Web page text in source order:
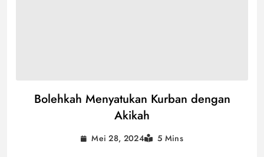
Bolehkah Menyatukan Kurban dengan
Akikah
Mei 28, 2024 5 Mins